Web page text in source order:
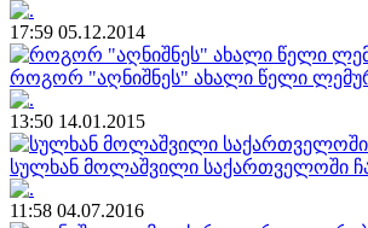
17:59 05.12.2014
როგორ "აღნიშნეს" ახალი წელი
13:50 14.01.2015
სულხან მოლაშვილი საქართველოში
11:58 04.07.2016